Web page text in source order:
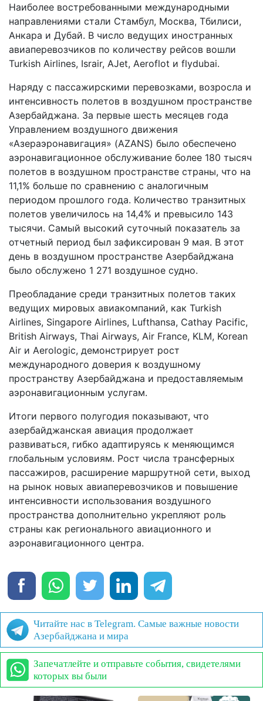
Наиболее востребованными международными
направлениями стали Стамбул, Москва, Тбилиси,
Анкара и Дубай. В число ведущих иностранных
авиаперевозчиков по количеству рейсов вошли
Turkish Airlines, Israir, AJet, Aeroflot и flydubai.
Наряду с пассажирскими перевозками, возросла и
интенсивность полетов в воздушном пространстве
Азербайджана. За первые шесть месяцев года
Управлением воздушного движения
«Азераэронавигация» (AZANS) было обеспечено
аэронавигационное обслуживание более 180 тысяч
полетов в воздушном пространстве страны, что на
11,1% больше по сравнению с аналогичным
периодом прошлого года. Количество транзитных
полетов увеличилось на 14,4% и превысило 143
тысячи. Самый высокий суточный показатель за
отчетный период был зафиксирован 9 мая. В этот
день в воздушном пространстве Азербайджана
было обслужено 1 271 воздушное судно.
Преобладание среди транзитных полетов таких
ведущих мировых авиакомпаний, как Turkish
Airlines, Singapore Airlines, Lufthansa, Cathay Pacific,
British Airways, Thai Airways, Air France, KLM, Korean
Air и Aerologic, демонстрирует рост
международного доверия к воздушному
пространству Азербайджана и предоставляемым
аэронавигационным услугам.
Итоги первого полугодия показывают, что
азербайджанская авиация продолжает
развиваться, гибко адаптируясь к меняющимся
глобальным условиям. Рост числа трансферных
пассажиров, расширение маршрутной сети, выход
на рынок новых авиаперевозчиков и повышение
интенсивности использования воздушного
пространства дополнительно укрепляют роль
страны как регионального авиационного и
аэронавигационного центра.
Читайте нас в Telegram. Самые важные новости
Азербайджана и мира
Запечатлейте и отправьте события, свидетелями
которых вы были